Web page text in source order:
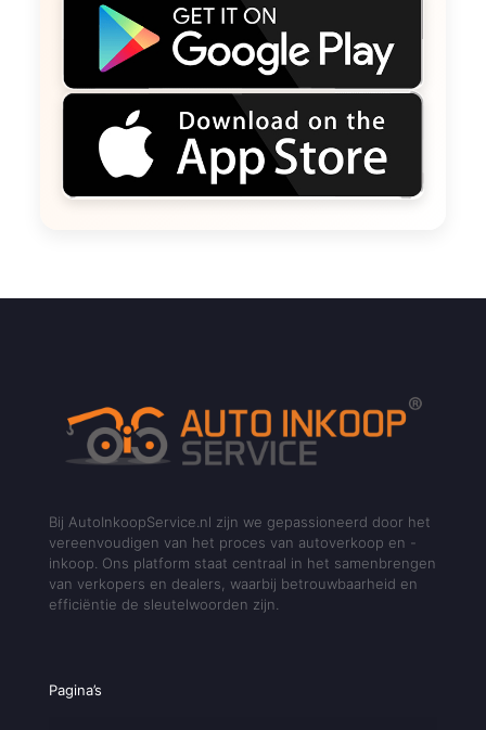
Bij AutoInkoopService.nl zijn we gepassioneerd door het
vereenvoudigen van het proces van autoverkoop en -
inkoop. Ons platform staat centraal in het samenbrengen
van verkopers en dealers, waarbij betrouwbaarheid en
efficiëntie de sleutelwoorden zijn.
Pagina’s